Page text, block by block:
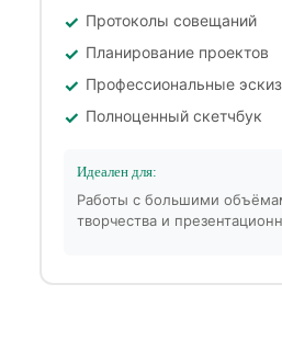
Протоколы совещаний
Планирование проектов
Профессиональные
Полноценный скетчбук
Идеален для:
Работы с большими
творчества и